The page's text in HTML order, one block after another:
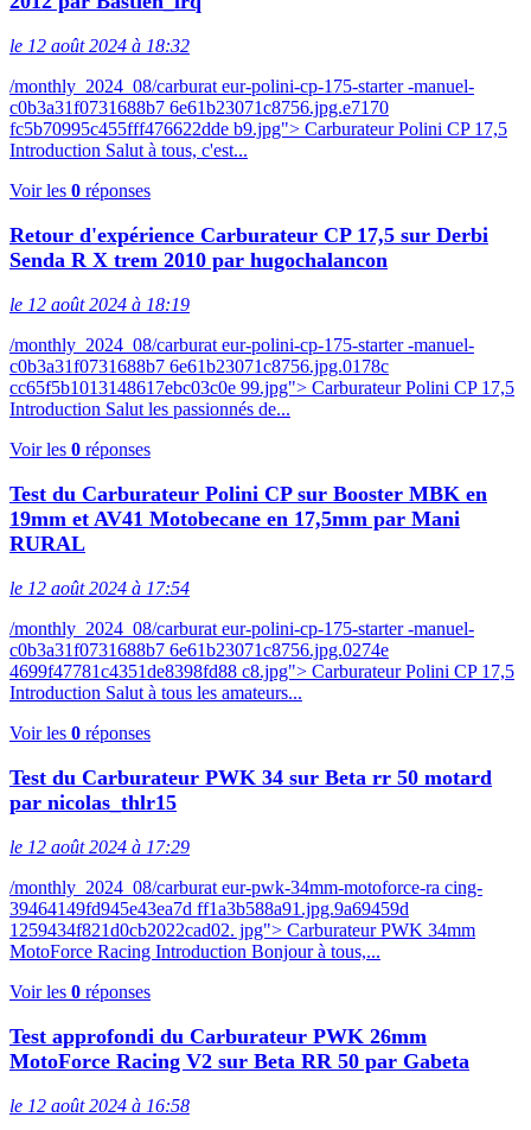
le 12 août 2024 à 18:32
/monthly_2024_08/carburat eur-polini-cp-175-starter -manuel-
c0b3a31f0731688b7 6e61b23071c8756.jpg.e7170
fc5b70995c455fff476622dde b9.jpg"> Carburateur Polini CP 17,5
Introduction Salut à tous, c'est...
Voir les 0 réponses
Retour d'expérience Carburateur CP 17,5 sur Derbi
Senda R X trem 2010 par hugochalancon
le 12 août 2024 à 18:19
/monthly_2024_08/carburat eur-polini-cp-175-starter -manuel-
c0b3a31f0731688b7 6e61b23071c8756.jpg.0178c
cc65f5b1013148617ebc03c0e 99.jpg"> Carburateur Polini CP 17,5
Introduction Salut les passionnés de...
Voir les 0 réponses
Test du Carburateur Polini CP sur Booster MBK en
19mm et AV41 Motobecane en 17,5mm par Mani
RURAL
le 12 août 2024 à 17:54
/monthly_2024_08/carburat eur-polini-cp-175-starter -manuel-
c0b3a31f0731688b7 6e61b23071c8756.jpg.0274e
4699f47781c4351de8398fd88 c8.jpg"> Carburateur Polini CP 17,5
Introduction Salut à tous les amateurs...
Voir les 0 réponses
Test du Carburateur PWK 34 sur Beta rr 50 motard
par nicolas_thlr15
le 12 août 2024 à 17:29
/monthly_2024_08/carburat eur-pwk-34mm-motoforce-ra cing-
39464149fd945e43ea7d ff1a3b588a91.jpg.9a69459d
1259434f821d0cb2022cad02. jpg"> Carburateur PWK 34mm
MotoForce Racing Introduction Bonjour à tous,...
Voir les 0 réponses
Test approfondi du Carburateur PWK 26mm
MotoForce Racing V2 sur Beta RR 50 par Gabeta
le 12 août 2024 à 16:58